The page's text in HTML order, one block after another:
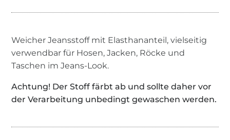
Weicher Jeansstoff mit Elasthananteil, vielseitig
verwendbar für Hosen, Jacken, Röcke und
Taschen im Jeans-Look.
Achtung! Der Stoff färbt ab und sollte daher vor
der Verarbeitung unbedingt gewaschen werden.